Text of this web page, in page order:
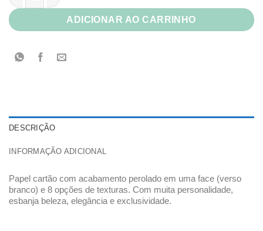
Papel Constellation Jade Country quantidade
ADICIONAR AO CARRINHO
DESCRIÇÃO
INFORMAÇÃO ADICIONAL
Papel cartão com acabamento perolado em uma face (verso
branco) e 8 opções de texturas. Com muita personalidade,
esbanja beleza, elegância e exclusividade.